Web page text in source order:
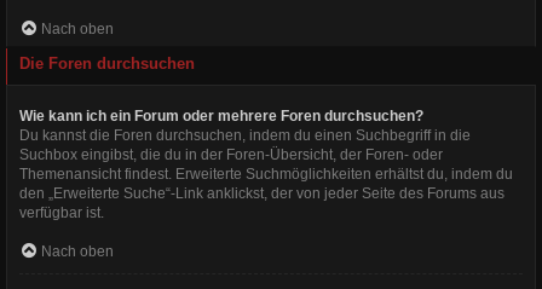
Nach oben
Die Foren durchsuchen
Wie kann ich ein Forum oder mehrere Foren durchsuchen?
Du kannst die Foren durchsuchen, indem du einen Suchbegriff in die
Suchbox eingibst, die du in der Foren-Übersicht, der Foren- oder
Themenansicht findest. Erweiterte Suchmöglichkeiten erhältst du, indem du
den „Erweiterte Suche“-Link anklickst, der von jeder Seite des Forums aus
verfügbar ist.
Nach oben